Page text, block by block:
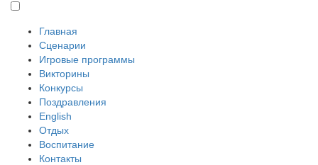
Главная
Сценарии
Игровые программы
Викторины
Конкурсы
Поздравления
English
Отдых
Воспитание
Контакты